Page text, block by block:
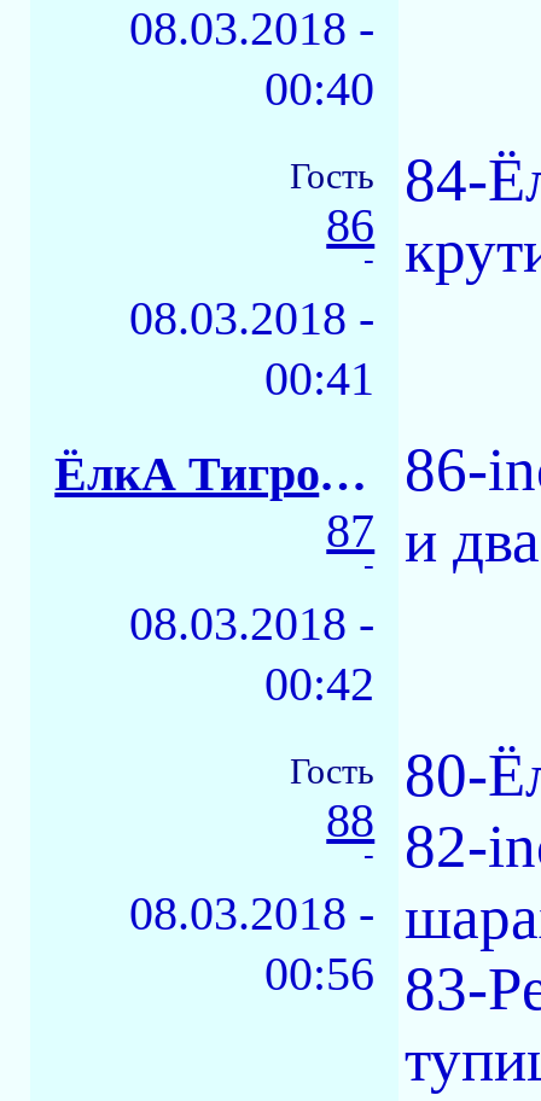
08.03.2018 -
00:40
Гость
86
-
08.03.2018 -
00:41
84-
ЁлкА ТигровАЯ
87
-
08.03.2018 -
00:42
86-
и
Гость
88
-
08.03.2018 -
00:56
80-
82-
83-